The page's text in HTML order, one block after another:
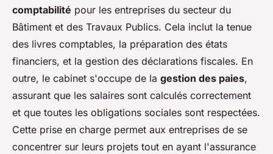
comptabilité pour les entreprises du secteur du
Bâtiment et des Travaux Publics. Cela inclut la tenue
des livres comptables, la préparation des états
financiers, et la gestion des déclarations fiscales. En
outre, le cabinet s'occupe de la gestion des paies,
assurant que les salaires sont calculés correctement
et que toutes les obligations sociales sont respectées.
Cette prise en charge permet aux entreprises de se
concentrer sur leurs projets tout en ayant l'assurance